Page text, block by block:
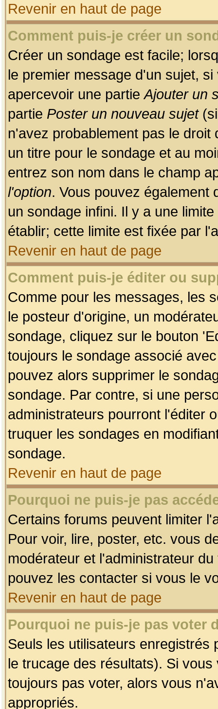
Revenir en haut de page
Comment puis-je créer un
Créer un sondage est facile;
le premier message d'un sujet,
apercevoir une partieAjouter un
partie Poster un nouveau sujet(si
n'avez probablement pas le
un titre pour le sondage et au
entrez son nom dans le champ
l'option. Vous pouvez également
un sondage infini. Il y a une
établir; cette limite est fixée par
Revenir en haut de page
Comment puis-je éditer ou
Comme pour les messages, les
le posteur d'origine, un
sondage, cliquez sur le bouton
toujours le sondage associé
pouvez alors supprimer le
sondage. Par contre, si une
administrateurs pourront l'éditer
truquer les sondages en
sondage.
Revenir en haut de page
Pourquoi ne puis-je pas
Certains forums peuvent limiter
Pour voir, lire, poster, etc. vous
modérateur et l'administrateur
pouvez les contacter si vous le
Revenir en haut de page
Pourquoi ne puis-je pas voter
Seuls les utilisateurs enregistrés
le trucage des résultats). Si
toujours pas voter, alors vous
appropriés.